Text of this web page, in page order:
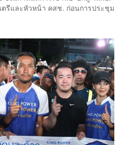
รีและหัวหน้า คสช. ก่อนการประชุม